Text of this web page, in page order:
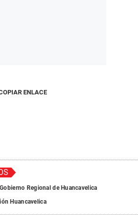
ENLACE
Gobierno Regional de Huancavelica
Huancavelica